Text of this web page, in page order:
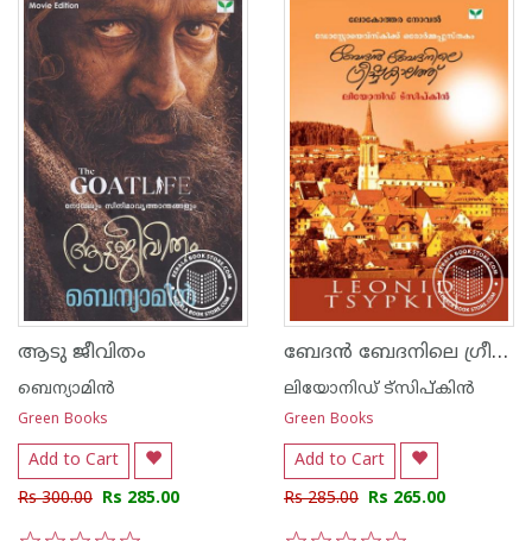
ആടു ജീവിതം
ബെന്യാമിന്‍
Green Books
Add to Cart
Rs 300.00 Rs 285.00
ബേദ‌ന്‍ ബേദനിലെ ഗ്രീഷ്മകാലത്ത്
ലിയോനിഡ് ട്സിപ്കിന്‍
Green Books
Add to Cart
Rs 285.00 Rs 265.00